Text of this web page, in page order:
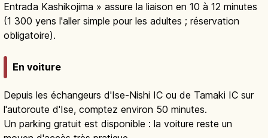
Entrada Kashikojima » assure la liaison en 10 à 12 minutes
(1 300 yens l'aller simple pour les adultes ; réservation
obligatoire).
En voiture
Depuis les échangeurs d'Ise-Nishi IC ou de Tamaki IC sur
l'autoroute d'Ise, comptez environ 50 minutes.
Un parking gratuit est disponible : la voiture reste un